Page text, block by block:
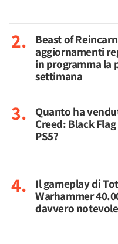
Beast of
aggiornamenti
in programma la
settimana
Quanto ha
Creed: Black
PS5?
Il gameplay di
Warhammer
davvero notevole